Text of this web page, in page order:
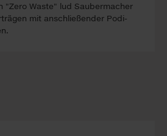
"Ze­ro Was­te" lud Sau­ber­ma­cher
mit an­schlie­ßen­der Po­di­